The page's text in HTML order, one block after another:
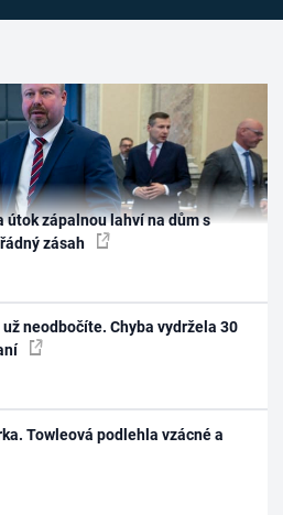
útok zápalnou lahví na dům s
zásah
neodbočíte. Chyba vydržela 30
Towleová podlehla vzácné a